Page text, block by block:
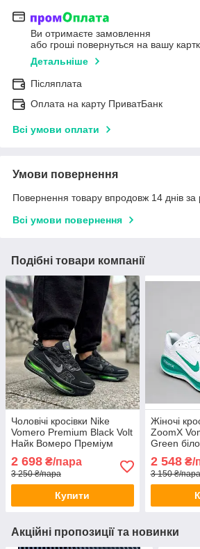
Ви отримаєте замовлення
або гроші повернуться на вашу
Детальніше
Післяплата
Оплата на карту ПриватБанк
Всі умови оплати
Умови повернення
Повернення товару впродовж 14 днів за
Всі умови повернення
Подібні товари компанії
Чоловічі кросівки Nike
Vomero Premium Black Volt
Найк Вомеро Преміум
чорні текстильні на балоні
весна літо
2 698 ₴/пара
3 250 ₴/пара
Купити
Жіночі
ZoomX
Green
аір вомеро
спортивні
2 548₴/
3 150 ₴/пара
Акційні пропозиції та новинки